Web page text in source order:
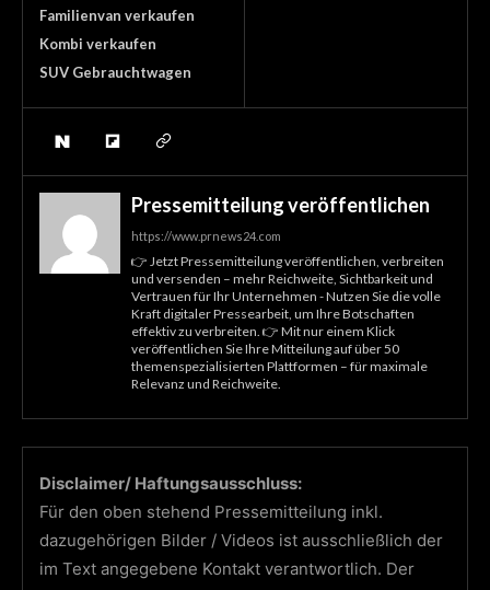
Familienvan verkaufen
Kombi verkaufen
SUV Gebrauchtwagen
Pressemitteilung veröffentlichen
https://www.prnews24.com
👉 Jetzt Pressemitteilung veröffentlichen, verbreiten
und versenden – mehr Reichweite, Sichtbarkeit und
Vertrauen für Ihr Unternehmen - Nutzen Sie die volle
Kraft digitaler Pressearbeit, um Ihre Botschaften
effektiv zu verbreiten. 👉 Mit nur einem Klick
veröffentlichen Sie Ihre Mitteilung auf über 50
themenspezialisierten Plattformen – für maximale
Relevanz und Reichweite.
Disclaimer/ Haftungsausschluss:
Für den oben stehend Pressemitteilung inkl.
dazugehörigen Bilder / Videos ist ausschließlich der
im Text angegebene Kontakt verantwortlich. Der